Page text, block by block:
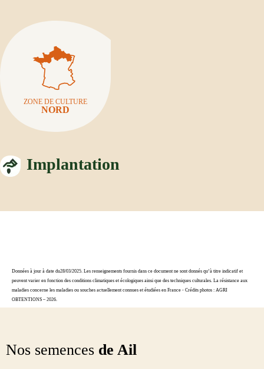
ZONE DE CULTURE
NORD
Implantation
Données à jour à date du28/03/2025. Les renseignements fournis dans ce document ne sont donnés qu’à titre indicatif et
peuvent varier en fonction des conditions climatiques et écologiques ainsi que des techniques culturales. La résistance aux
maladies concerne les maladies ou souches actuellement connues et étudiées en France - Crédits photos : AGRI
OBTENTIONS – 2026.
Nos semences de Ail